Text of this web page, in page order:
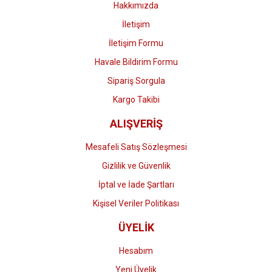
Gönder
Hakkımızda
İletişim
İletişim Formu
Havale Bildirim Formu
Sipariş Sorgula
Kargo Takibi
ALIŞVERİŞ
Mesafeli Satış Sözleşmesi
Gizlilik ve Güvenlik
İptal ve İade Şartları
Kişisel Veriler Politikası
ÜYELİK
Hesabım
Yeni Üyelik